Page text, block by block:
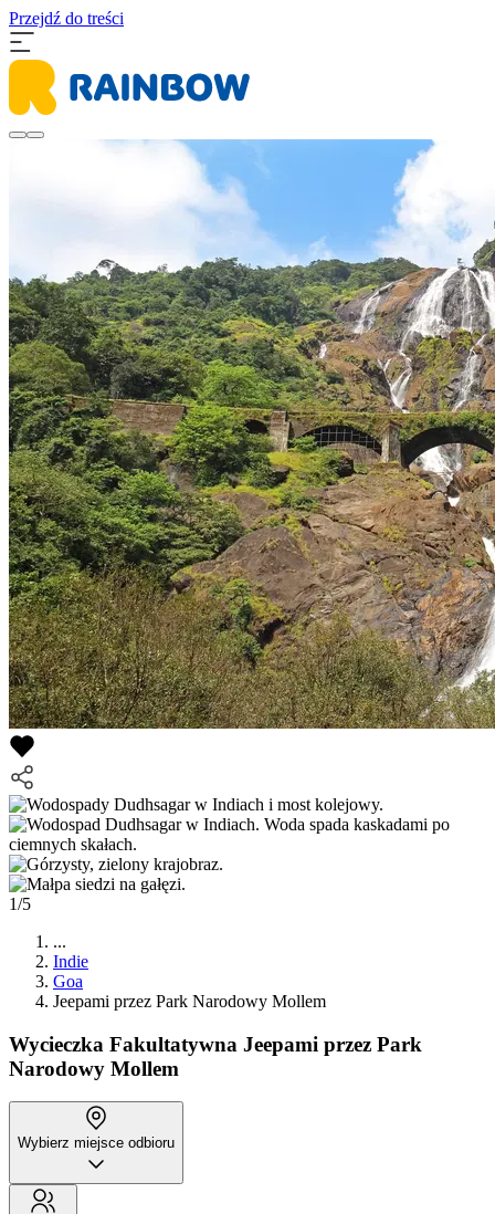
Przejdź do treści
1/5
...
Indie
Goa
Jeepami przez Park Narodowy Mollem
Wycieczka Fakultatywna Jeepami przez Park
Narodowy Mollem
Wybierz miejsce odbioru